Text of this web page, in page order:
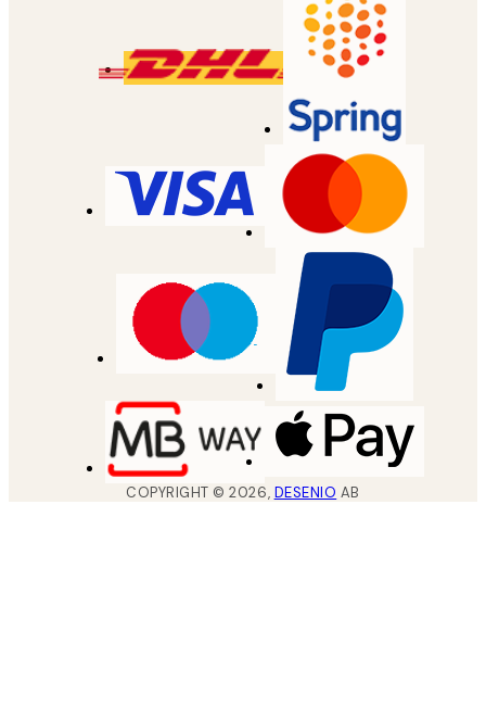
COPYRIGHT ©2026, DESENIO AB